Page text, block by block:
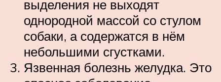
выделения не выходят
однородной массой со стулом
собаки, а содержатся в нём
небольшими сгустками.
Язвенная болезнь желудка. Это